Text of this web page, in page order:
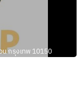
กรุงเทพ 10150